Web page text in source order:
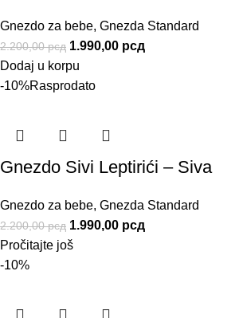
Gnezdo za bebe, Gnezda Standard
2.200,00рсд 1.990,00 рсд
Dodaj u korpu
-10%Rasprodato
Gnezdo Sivi Leptirići – Siva
Gnezdo za bebe, Gnezda Standard
2.200,00рсд 1.990,00 рсд
Pročitajte još
-10%